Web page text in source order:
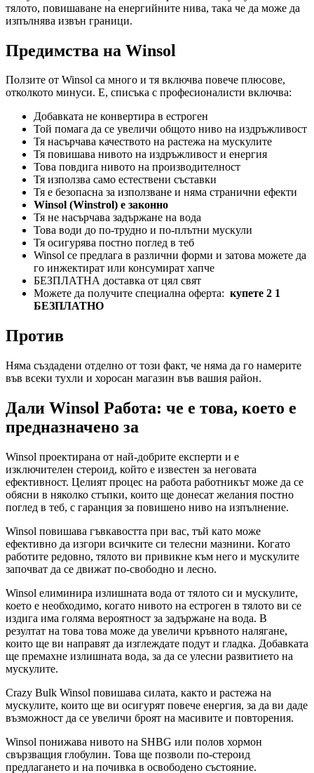
тялото, повишаване на енергийните нива, така че да може да
изпълнява извън граници.
Предимства на Winsol
Ползите от Winsol са много и тя включва повече плюсове,
отколкото минуси. Е, списъка с професионалисти включва:
Добавката не конвертира в естроген
Той помага да се увеличи общото ниво на издръжливост
Тя насърчава качеството на растежа на мускулите
Тя повишава нивото на издръжливост и енергия
Това повдига нивото на производителност
Тя използва само естествени съставки
Тя е безопасна за използване и няма странични ефекти
Winsol (Winstrol) е законно
Тя не насърчава задържане на вода
Това води до по-трудно и по-плътни мускули
Тя осигурява постно поглед в теб
Winsol се предлага в различни форми и затова можете да
го инжектират или консумират хапче
БЕЗПЛАТНА доставка от цял ​​свят
Можете да получите специална оферта: купете 2 1
БЕЗПЛАТНО
Против
Няма създадени отделно от този факт, че няма да го намерите
във всеки тухли и хоросан магазин във вашия район.
Дали Winsol Работа: че е това, което е
предназначено за
Winsol проектирана от най-добрите експерти и е
изключителен стероид, който е известен за неговата
ефективност. Целият процес на работа работникът може да се
обясни в няколко стъпки, които ще донесат желания постно
поглед в теб, с гаранция за повишено ниво на изпълнение.
Winsol повишава гъвкавостта при вас, тъй като може
ефективно да изгори всичките си телесни мазнини. Когато
работите редовно, тялото ви привикне към него и мускулите
започват да се движат по-свободно и лесно.
Winsol елиминира излишната вода от тялото си и мускулите,
което е необходимо, когато нивото на естроген в тялото ви се
издига има голяма вероятност за задържане на вода. В
резултат на това това може да увеличи кръвното налягане,
които ще ви направят да изглеждате подут и гладка. Добавката
ще премахне излишната вода, за да се улесни развитието на
мускулите.
Crazy Bulk Winsol повишава силата, както и растежа на
мускулите, които ще ви осигурят повече енергия, за да ви даде
възможност да се увеличи броят на масивите и повторения.
Winsol понижава нивото на SHBG или полов хормон
свързващия глобулин. Това ще позволи по-стероид
предлагането и на почивка в освободено състояние.